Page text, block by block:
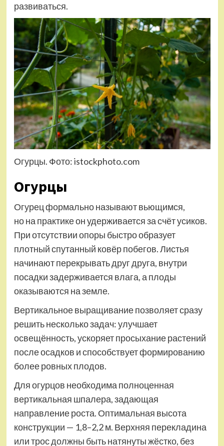
развиваться.
Огурцы. Фото: istockphoto.com
Огурцы
Огурец формально называют вьющимся,
но на практике он удерживается за счёт усиков.
При отсутствии опоры быстро образует
плотный спутанный ковёр побегов. Листья
начинают перекрывать друг друга, внутри
посадки задерживается влага, а плоды
оказываются на земле.
Вертикальное выращивание позволяет сразу
решить несколько задач: улучшает
освещённость, ускоряет просыхание растений
после осадков и способствует формированию
более ровных плодов.
Для огурцов необходима полноценная
вертикальная шпалера, задающая
направление роста. Оптимальная высота
конструкции — 1,8–2,2 м. Верхняя перекладина
или трос должны быть натянуты жёстко, без